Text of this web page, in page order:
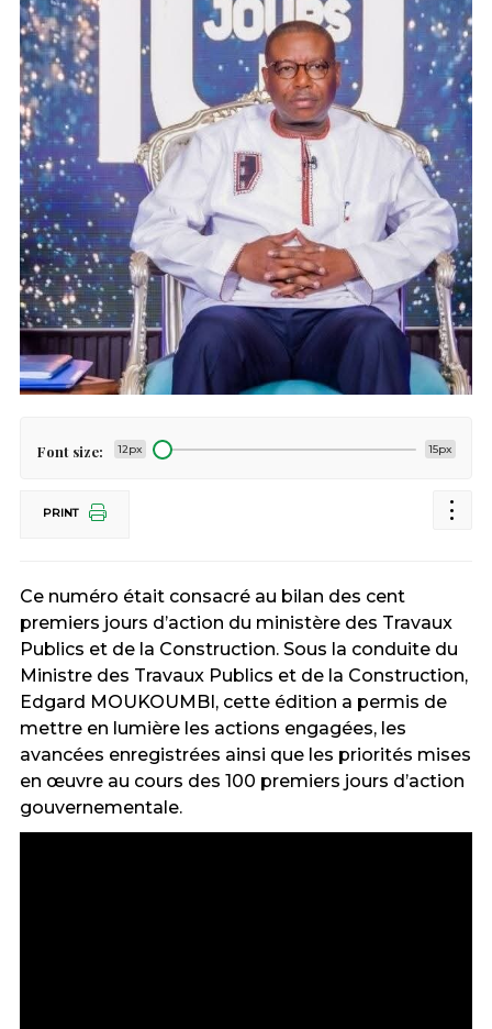
Font size: 12px 15px
PRINT
Ce numéro était consacré au bilan des cent
premiers jours d’action du ministère des Travaux
Publics et de la Construction. Sous la conduite du
Ministre des Travaux Publics et de la Construction,
Edgard MOUKOUMBI, cette édition a permis de
mettre en lumière les actions engagées, les
avancées enregistrées ainsi que les priorités mises
en œuvre au cours des 100 premiers jours d’action
gouvernementale.